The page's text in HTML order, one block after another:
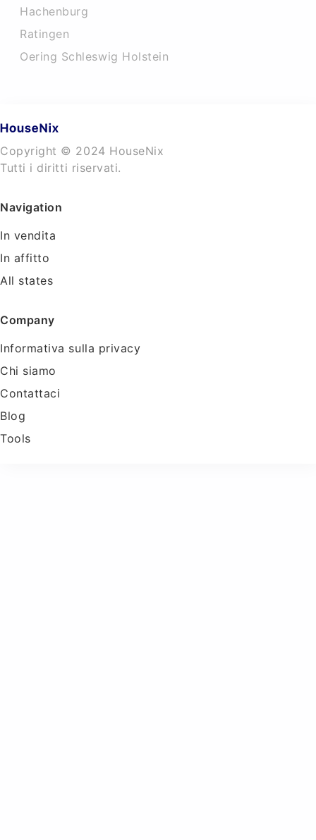
Hachenburg
Ratingen
Oering Schleswig Holstein
Copyright © 2024 HouseNix
Tutti i diritti riservati.
Navigation
In vendita
In affitto
All states
Company
Informativa sulla privacy
Chi siamo
Contattaci
Blog
Tools